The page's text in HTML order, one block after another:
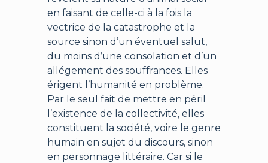
en faisant de celle-ci à la fois la
vectrice de la catastrophe et la
source sinon d’un éventuel salut,
du moins d’une consolation et d’un
allégement des souffrances. Elles
érigent l’humanité en problème.
Par le seul fait de mettre en péril
l’existence de la collectivité, elles
constituent la société, voire le genre
humain en sujet du discours, sinon
en personnage littéraire. Car si le